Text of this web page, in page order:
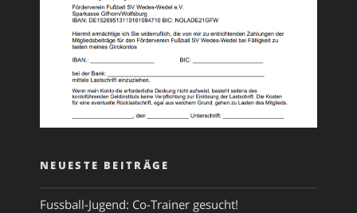
NEUESTE BEITRÄGE
Fussball-Jugend: Co-Trainer gesucht!